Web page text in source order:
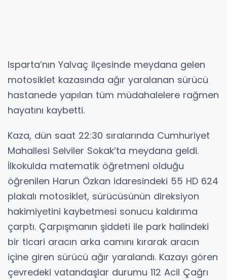
Isparta’nın Yalvaç ilçesinde meydana gelen
motosiklet kazasında ağır yaralanan sürücü
hastanede yapılan tüm müdahalelere rağmen
hayatını kaybetti.
Kaza, dün saat 22:30 sıralarında Cumhuriyet
Mahallesi Selviler Sokak’ta meydana geldi.
İlkokulda matematik öğretmeni olduğu
öğrenilen Harun Özkan idaresindeki 55 HD 624
plakalı motosiklet, sürücüsünün direksiyon
hakimiyetini kaybetmesi sonucu kaldırıma
çarptı. Çarpışmanın şiddeti ile park halindeki
bir ticari aracın arka camını kırarak aracın
içine giren sürücü ağır yaralandı. Kazayı gören
çevredeki vatandaşlar durumu 112 Acil Çağrı